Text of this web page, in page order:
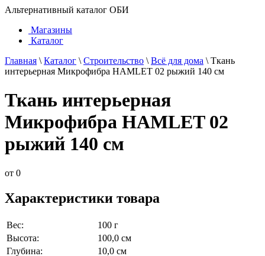
Альтернативный каталог ОБИ
Магазины
Каталог
Главная \ Каталог \ Строительство \ Всё для дома \ Ткань
интерьерная Микрофибра HAMLET 02 рыжий 140 см
Ткань интерьерная
Микрофибра HAMLET 02
рыжий 140 см
от 0
Характеристики товара
Вес:
100 г
Высота:
100,0 см
Глубина:
10,0 см